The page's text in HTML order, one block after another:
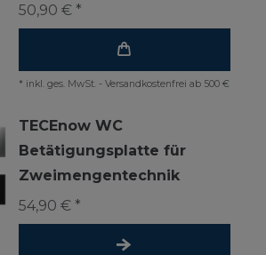
50,90 € *
* inkl. ges. MwSt. - Versandkostenfrei ab 500 €
TECEnow WC
Betätigungsplatte für
Zweimengentechnik
54,90 € *